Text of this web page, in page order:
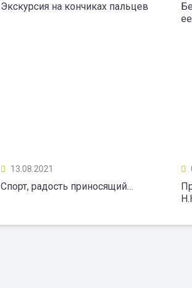
Экскурсия на кончиках пальцев
13.08.2021
Спорт, радость приносящий…